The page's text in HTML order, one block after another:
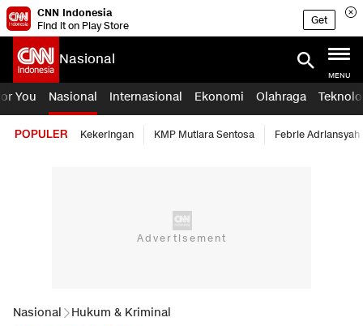
CNN Indonesia
Find it on Play Store
Get
Nasional
MENU
You Nasional Internasional Ekonomi Olahraga
POPULER Kekeringan KMP Mutiara Sentosa Febrie Adriansyah
Nasional Hukum & Kriminal